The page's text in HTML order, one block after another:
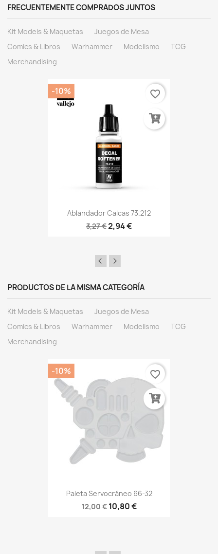
FRECUENTEMENTE COMPRADOS JUNTOS
Kit Models & Maquetas
Juegos de Mesa
Comics & Libros
Warhammer Modelismo
TCG
Merchandising
Ablandador Calcas 73.212
3,27 €2,94 €
-10% favorite_border
PRODUCTOS DE LA MISMA CATEGORÍA
Kit Models & Maquetas
Juegos de Mesa
Comics & Libros
Warhammer Modelismo
TCG
Merchandising
Paleta Servocráneo 66-32
12,00 € 10,80 €
-10% favorite_border